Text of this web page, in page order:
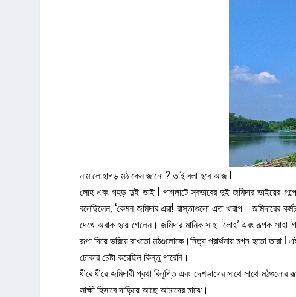
নাম লোহাগড় মঠ কেন জানো ? তাই বলা হবে আজ l
লোহ এবং গহড় দুই ভাই l পাগলাটে স্বভাবের দুই জমিদার ভাইয়ের
বলেছিলেন, ‘কেমন জমিদার এরা! রাস্তাগুলো এত খারাপ। জমিদারের
দেখে অবাক হয়ে গেলেন। জমিদার মানিক সাহা ‘লোহ’ এবং রূপক
রূপা দিয়ে ভরিয়ে রাখতো মঠগুলোকে।নিত্য প্রার্থনায় মগ্ন হতো তারা l
ঢোকার চেষ্টা করেছিল কিন্তু পারেনি।
ধীরে ধীরে জমিদারী প্রথা বিলুপ্তি এবং দেশভাগের সাথে সাথে
সাক্ষী হিসাবে দাড়িয়ে আছে আমাদের মাঝে।